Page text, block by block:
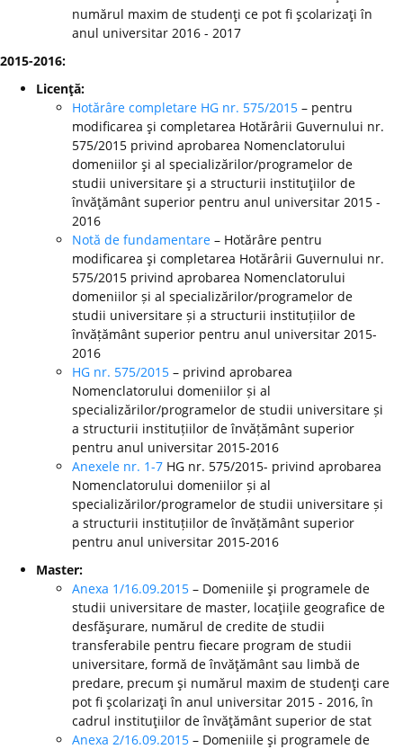
numărul maxim de studenţi ce pot fi şcolarizaţi în
anul universitar 2016 - 2017
2015-2016:
Licenţă:
Hotărâre completare HG nr. 575/2015 – pentru
modificarea şi completarea Hotărârii Guvernului nr.
575/2015 privind aprobarea Nomenclatorului
domeniilor şi al specializărilor/programelor de
studii universitare şi a structurii instituţiilor de
învăţământ superior pentru anul universitar 2015 -
2016
Notă de fundamentare – Hotărâre pentru
modificarea şi completarea Hotărârii Guvernului nr.
575/2015 privind aprobarea Nomenclatorului
domeniilor și al specializărilor/programelor de
studii universitare și a structurii instituțiilor de
învățământ superior pentru anul universitar 2015-
2016
HG nr. 575/2015 – privind aprobarea
Nomenclatorului domeniilor și al
specializărilor/programelor de studii universitare și
a structurii instituțiilor de învățământ superior
pentru anul universitar 2015-2016
Anexele nr. 1-7 HG nr. 575/2015- privind aprobarea
Nomenclatorului domeniilor și al
specializărilor/programelor de studii universitare și
a structurii instituțiilor de învățământ superior
pentru anul universitar 2015-2016
Master:
Anexa 1/16.09.2015 – Domeniile şi programele de
studii universitare de master, locaţiile geografice de
desfăşurare, numărul de credite de studii
transferabile pentru fiecare program de studii
universitare, formă de învăţământ sau limbă de
predare, precum şi numărul maxim de studenţi care
pot fi şcolarizaţi în anul universitar 2015 - 2016, în
cadrul instituţiilor de învăţământ superior de stat
Anexa 2/16.09.2015 – Domeniile şi programele de